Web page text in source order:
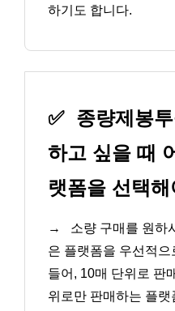
하기도 합니다.
✅ 종량제봉
하고 싶을 때
랫폼을 선택
→
소량 구매를 원하
은 플랫폼을 우선적
들어, 10매 단위로 판
위로만 판매하는 플랫